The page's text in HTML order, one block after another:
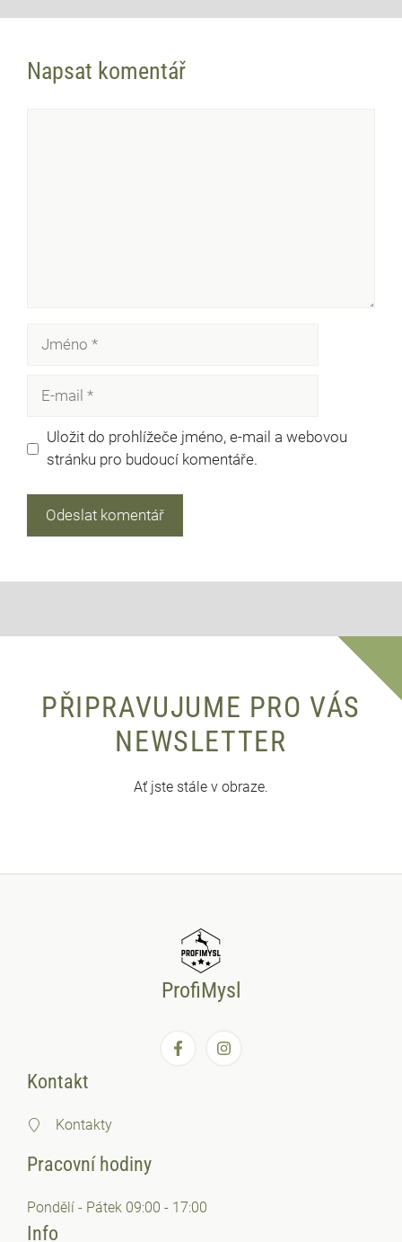
Napsat komentář
Uložit do prohlížeče jméno, e-mail a webovou
stránku pro budoucí komentáře.
PŘIPRAVUJUME PRO VÁS
NEWSLETTER
Ať jste stále v obraze.
ProfiMysl
Kontakt
Kontakty
Pracovní hodiny
Pondělí - Pátek 09:00 - 17:00
Info